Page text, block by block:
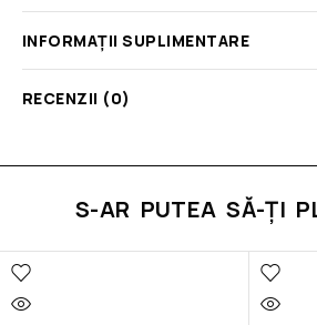
INFORMAȚII SUPLIMENTARE
RECENZII (0)
S-AR PUTEA SĂ-ȚI